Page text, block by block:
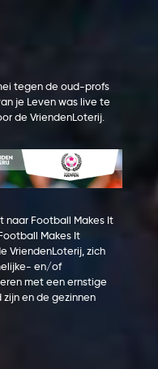
tegen de oud-profs
je Leven was live te
de VriendenLoterij.
naar Football Makes It
Makes It
VriendenLoterij, zich
en/of
met een ernstige
en de gezinnen